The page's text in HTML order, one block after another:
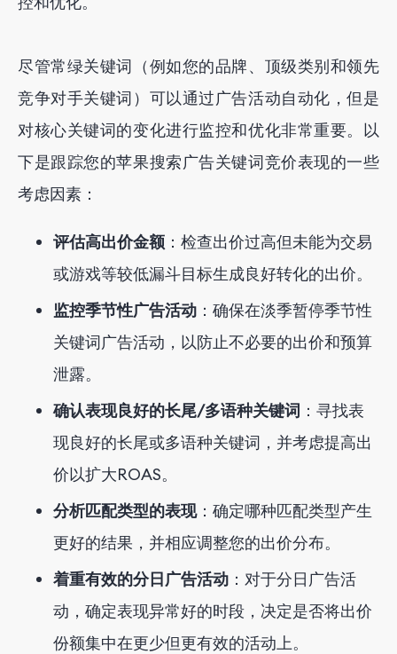
尽管常绿关键词（例如您的品牌、顶级类别和领先
竞争对手关键词）可以通过广告活动自动化，但是
对核心关键词的变化进行监控和优化非常重要。以
下是跟踪您的苹果搜索广告关键词竞价表现的一些
考虑因素：
评估高出价金额 ：检查出价过高但未能为交易
或游戏等较低漏斗目标生成良好转化的出价。
监控季节性广告活动 ：确保在淡季暂停季节性
关键词广告活动，以防止不必要的出价和预算
泄露。
确认表现良好的长尾/多语种关键词 ：寻找表
现良好的长尾或多语种关键词，并考虑提高出
价以扩大ROAS。
分析匹配类型的表现：确定哪种匹配类型产生
更好的结果，并相应调整您的出价分布。
着重有效的分日广告活动 ：对于分日广告活
动，确定表现异常好的时段，决定是否将出价
份额集中在更少但更有效的活动上。